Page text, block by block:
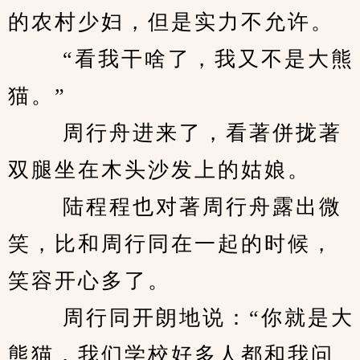
的农村少妇，但是实力不允许。
“看我干啥了，我又不是大熊
猫。”
周行舟进来了，看著併拢著
双腿坐在木头沙发上的姑娘。
陆程程也对著周行舟露出微
笑，比和周行同在一起的时候，
笑容开心多了。
周行同开朗地说：“你就是大
熊猫，我们学校好多人都和我问